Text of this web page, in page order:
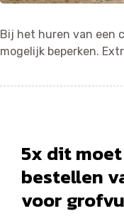
Bij het huren van een
mogelijk beperken.
5x dit
bestellen
voor